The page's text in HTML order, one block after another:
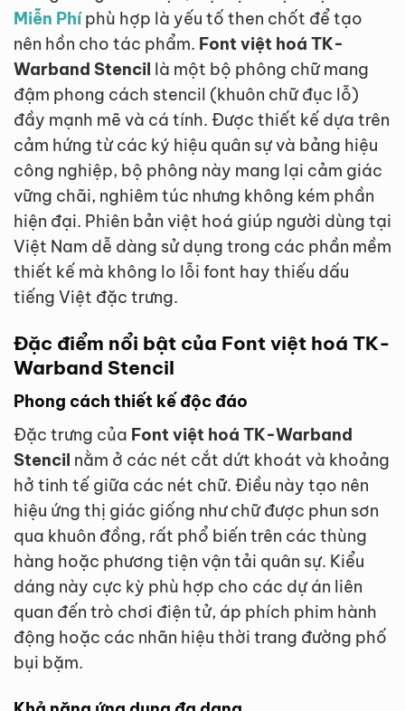
Miễn Phíphù hợp là yếu tố then chốt để tạo
nên hồn cho tác phẩm. Font việt hoá TK-
Warband Stencil là một bộ phông chữ mang
đậm phong cách stencil (khuôn chữ đục lỗ)
đầy mạnh mẽ và cá tính. Được thiết kế dựa trên
cảm hứng từ các ký hiệu quân sự và bảng hiệu
công nghiệp, bộ phông này mang lại cảm giác
vững chãi, nghiêm túc nhưng không kém phần
hiện đại. Phiên bản việt hoá giúp người dùng tại
Việt Nam dễ dàng sử dụng trong các phần mềm
thiết kế mà không lo lỗi font hay thiếu dấu
tiếng Việt đặc trưng.
Đặc điểm nổi bật của Font việt hoá TK-
Warband Stencil
Phong cách thiết kế độc đáo
Đặc trưng của Font việt hoá TK-Warband
Stencil nằm ở các nét cắt dứt khoát và khoảng
hở tinh tế giữa các nét chữ. Điều này tạo nên
hiệu ứng thị giác giống như chữ được phun sơn
qua khuôn đồng, rất phổ biến trên các thùng
hàng hoặc phương tiện vận tải quân sự. Kiểu
dáng này cực kỳ phù hợp cho các dự án liên
quan đến trò chơi điện tử, áp phích phim hành
động hoặc các nhãn hiệu thời trang đường phố
bụi bặm.